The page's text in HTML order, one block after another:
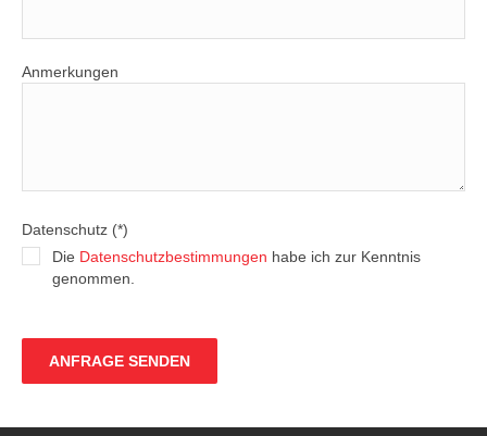
Anmerkungen
Datenschutz (*)
Die Datenschutzbestimmungen habe ich zur Kenntnis
genommen.